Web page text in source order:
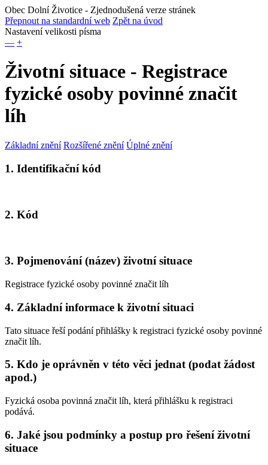
Obec Dolní Životice - Zjednodušená verze stránek
Přepnout na standardní web Zpět na úvod
Nastavení velikosti písma
— +
Životní situace - Registrace
fyzické osoby povinné značit
líh
Základní znění Rozšířené znění Úplné znění
1. Identifikační kód
2. Kód
3. Pojmenování (název) životní situace
Registrace fyzické osoby povinné značit líh
4. Základní informace k životní situaci
Tato situace řeší podání přihlášky k registraci fyzické osoby povinné
značit líh.
5. Kdo je oprávněn v této věci jednat (podat žádost
apod.)
Fyzická osoba povinná značit líh, která přihlášku k registraci
podává.
6. Jaké jsou podmínky a postup pro řešení životní
situace